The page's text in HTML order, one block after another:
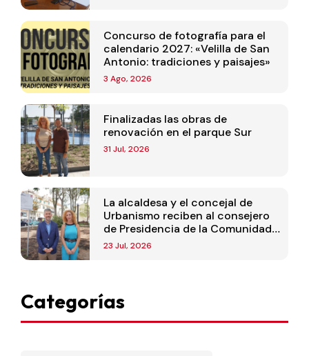
Concurso de fotografía para el
calendario 2027: «Velilla de San
Antonio: tradiciones y paisajes»
3 Ago, 2026
Finalizadas las obras de
renovación en el parque Sur
31 Jul, 2026
La alcaldesa y el concejal de
Urbanismo reciben al consejero
de Presidencia de la Comunidad
de Madrid
23 Jul, 2026
Categorías